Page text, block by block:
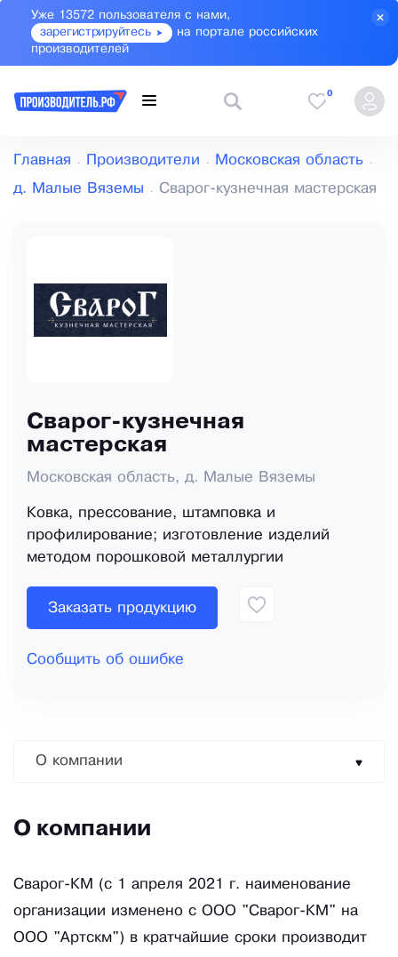
Уже 13572 пользователя с нами,
зарегистрируйтесь
на портале российских
производителей
0
Главная Производители Московская область
д. Малые Вяземы Сварог-кузнечная мастерская
Сварог-кузнечная
мастерская
Московская область, д. Малые Вяземы
Ковка, прессование, штамповка и
профилирование; изготовление изделий
методом порошковой металлургии
Заказать продукцию
Сообщить об ошибке
О компании
О компании
Сварог-КМ (с 1 апреля 2021 г. наименование
организации изменено с ООО "Сварог-КМ" на
ООО "Артскм") в кратчайшие сроки производит